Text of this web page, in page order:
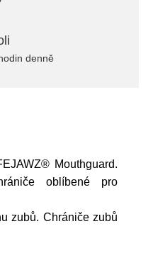
denně
Mouthguard.
oblíbené pro
zubů. Chrániče zubů